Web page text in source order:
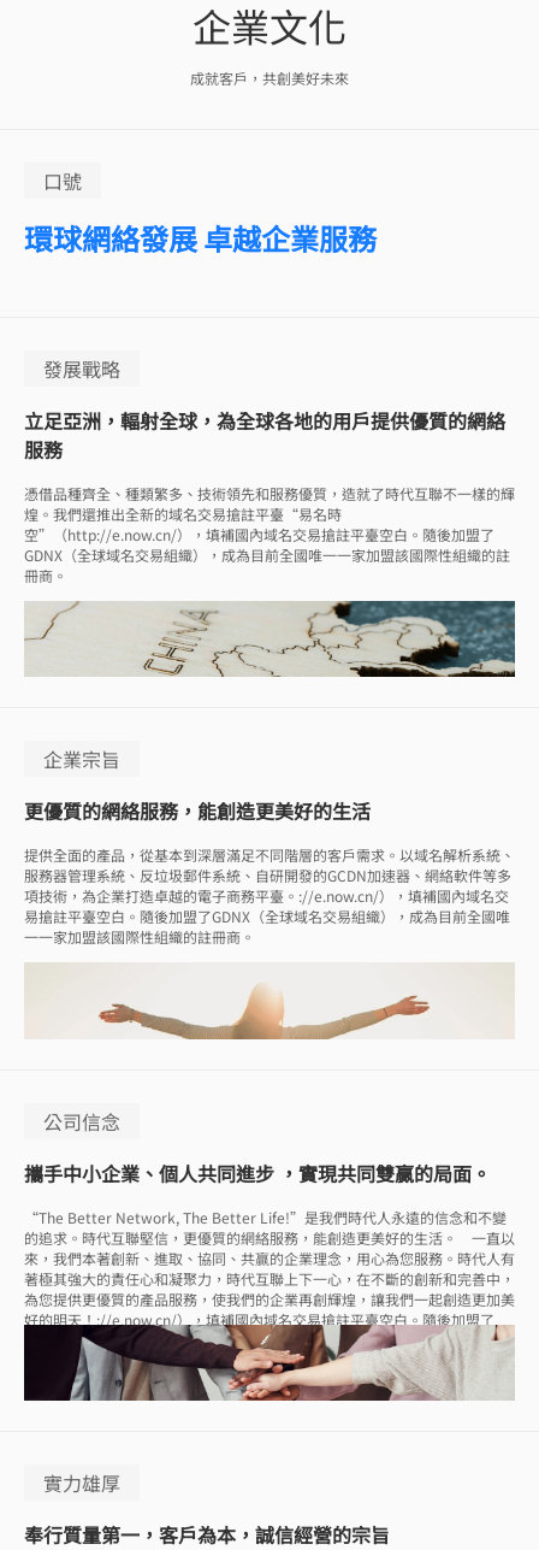
企業文化
成就客戶，共創美好未來
口號
環球網絡發展 卓越企業服務
發展戰略
立足亞洲，輻射全球，為全球各地的用戶提供優質的網絡
服務
憑借品種齊全、種類繁多、技術領先和服務優質，造就了時代互聯不一樣的輝
煌。我們還推出全新的域名交易搶註平臺“易名時
空”（http://e.now.cn/），填補國內域名交易搶註平臺空白。隨後加盟了
GDNX（全球域名交易組織），成為目前全國唯一一家加盟該國際性組織的註
冊商。
企業宗旨
更優質的網絡服務，能創造更美好的生活
提供全面的產品，從基本到深層滿足不同階層的客戶需求。以域名解析系統、
服務器管理系統、反垃圾郵件系統、自研開發的GCDN加速器、網絡軟件等多
項技術，為企業打造卓越的電子商務平臺。://e.now.cn/），填補國內域名交
易搶註平臺空白。隨後加盟了GDNX（全球域名交易組織），成為目前全國唯
一一家加盟該國際性組織的註冊商。
公司信念
攜手中小企業、個人共同進步 ，實現共同雙贏的局面。
“The Better Network, The Better Life!”是我們時代人永遠的信念和不變
的追求。時代互聯堅信，更優質的網絡服務，能創造更美好的生活。 一直以
來，我們本著創新、進取、協同、共贏的企業理念，用心為您服務。時代人有
著極其強大的責任心和凝聚力，時代互聯上下一心，在不斷的創新和完善中，
為您提供更優質的產品服務，使我們的企業再創輝煌，讓我們一起創造更加美
好的明天！://e.now.cn/），填補國內域名交易搶註平臺空白。隨後加盟了
GDNX（全球域名交易組織），成為目前全國唯一一家加盟該國際性組織的註
實力雄厚
奉行質量第一，客戶為本，誠信經營的宗旨